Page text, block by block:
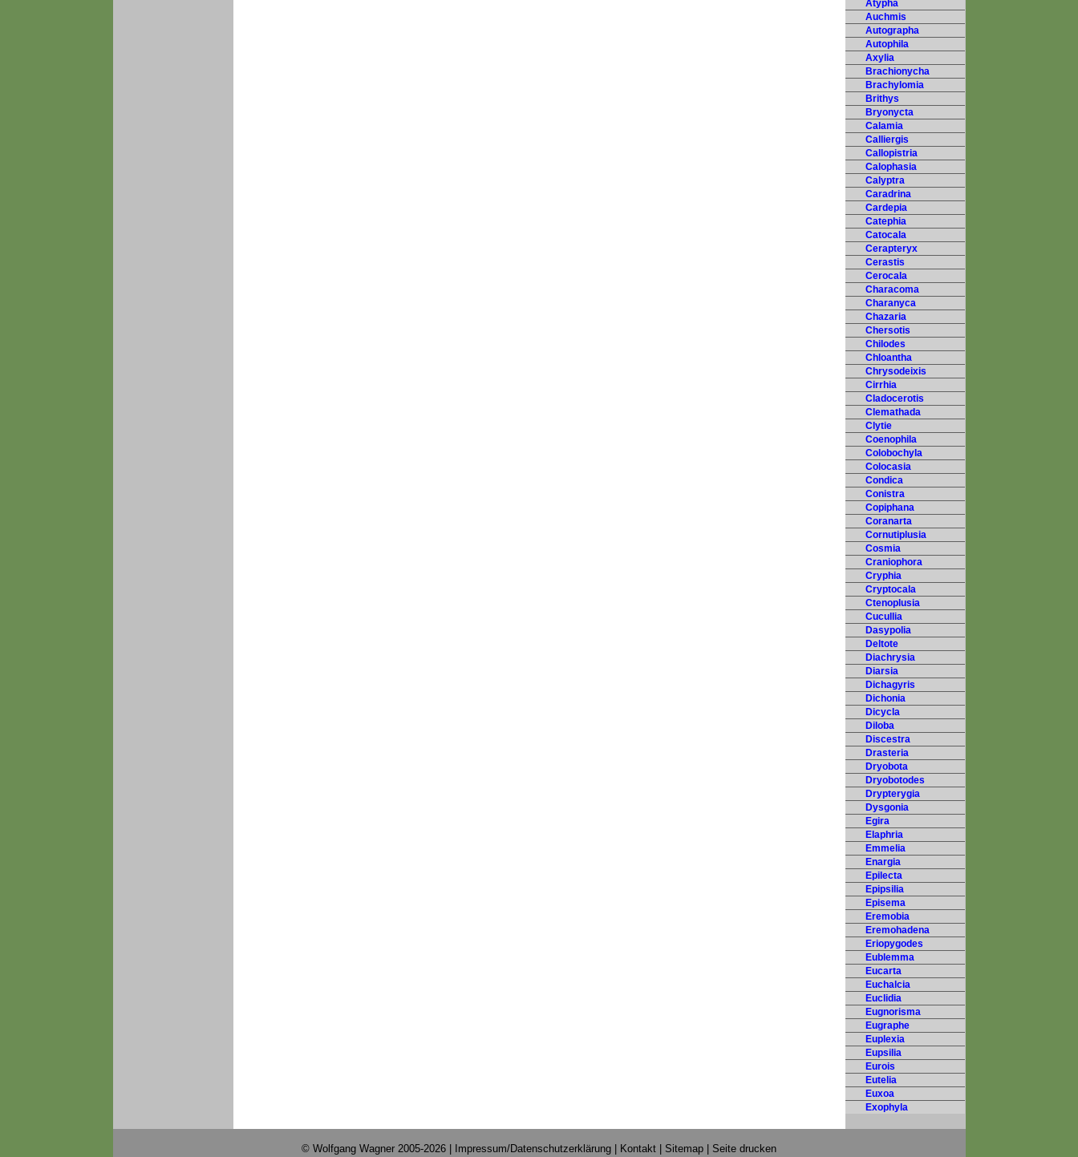
Atypha
Auchmis
Autographa
Autophila
Axylia
Brachionycha
Brachylomia
Brithys
Bryonycta
Calamia
Calliergis
Callopistria
Calophasia
Calyptra
Caradrina
Cardepia
Catephia
Catocala
Cerapteryx
Cerastis
Cerocala
Characoma
Charanyca
Chazaria
Chersotis
Chilodes
Chloantha
Chrysodeixis
Cirrhia
Cladocerotis
Clemathada
Clytie
Coenophila
Colobochyla
Colocasia
Condica
Conistra
Copiphana
Coranarta
Cornutiplusia
Cosmia
Craniophora
Cryphia
Cryptocala
Ctenoplusia
Cucullia
Dasypolia
Deltote
Diachrysia
Diarsia
Dichagyris
Dichonia
Dicycla
Diloba
Discestra
Drasteria
Dryobota
Dryobotodes
Drypterygia
Dysgonia
Egira
Elaphria
Emmelia
Enargia
Epilecta
Epipsilia
Episema
Eremobia
Eremohadena
Eriopygodes
Eublemma
Eucarta
Euchalcia
Euclidia
Eugnorisma
Eugraphe
Euplexia
Eupsilia
Eurois
Eutelia
Euxoa
Exophyla
© Wolfgang Wagner 2005-2026 | Impressum/Datenschutzerklärung Kontakt Sitemap Seite drucken